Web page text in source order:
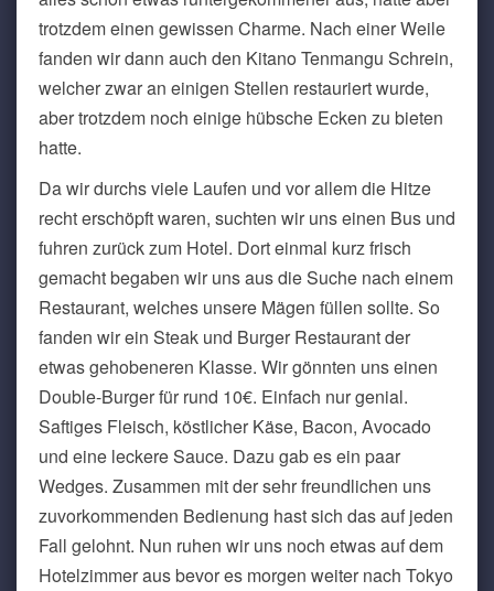
trotzdem einen gewissen Charme. Nach einer Weile
fanden wir dann auch den Kitano Tenmangu Schrein,
welcher zwar an einigen Stellen restauriert wurde,
aber trotzdem noch einige hübsche Ecken zu bieten
hatte.
Da wir durchs viele Laufen und vor allem die Hitze
recht erschöpft waren, suchten wir uns einen Bus und
fuhren zurück zum Hotel. Dort einmal kurz frisch
gemacht begaben wir uns aus die Suche nach einem
Restaurant, welches unsere Mägen füllen sollte. So
fanden wir ein Steak und Burger Restaurant der
etwas gehobeneren Klasse. Wir gönnten uns einen
Double-Burger für rund 10€. Einfach nur genial.
Saftiges Fleisch, köstlicher Käse, Bacon, Avocado
und eine leckere Sauce. Dazu gab es ein paar
Wedges. Zusammen mit der sehr freundlichen uns
zuvorkommenden Bedienung hast sich das auf jeden
Fall gelohnt. Nun ruhen wir uns noch etwas auf dem
Hotelzimmer aus bevor es morgen weiter nach Tokyo